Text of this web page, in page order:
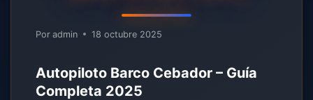
Por admin 18 octubre 2025
Autopiloto Barco Cebador – Guía
Completa 2025